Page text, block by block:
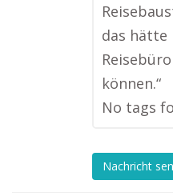
das hätte
können.“
No tags
Nachricht